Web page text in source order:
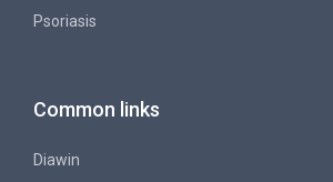
Psoriasis
Common links
Diawin